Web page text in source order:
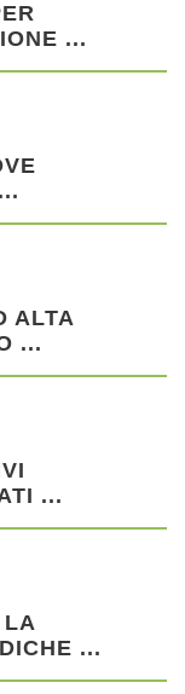
...
ALTA
...
...
LA
...